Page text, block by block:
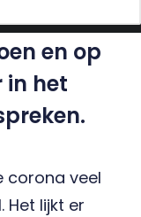
we
en op
het
corona veel
Het lijkt er